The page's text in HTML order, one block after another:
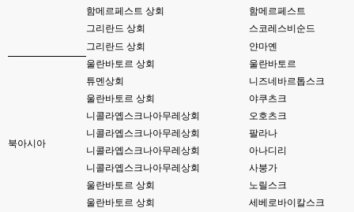
함메르페스트 상회
함메르페스트
그리란드 상회
스코레스비순드
그리란드 상회
얀마옌
북아시아
울란바토르 상회
울란바토르
튜멘상회
니즈네바르톱스크
울란바토르 상회
야쿠츠크
니콜라옙스크나아무레상회
오호츠크
니콜라옙스크나아무레상회
팔라나
니콜라옙스크나아무레상회
아나디리
니콜라옙스크나아무레상회
사붕가
울란바토르 상회
노릴스크
울란바토르 상회
세베로바이칼스크
이제 정상동작이겟지 !
오 정상 이네요!
00:16
채팅치믄 바로 반영 정상 ㅋ
접속자는 ip당 1명인가 보네요. 다른 브로우저로 접속해도 3명인거보면